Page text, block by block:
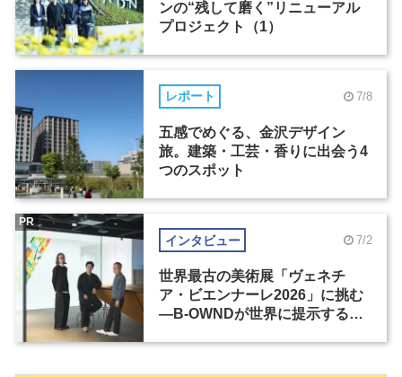
ンの“残して磨く”リニューアル
プロジェクト（1）
レポート 7/8
五感でめぐる、金沢デザイン
旅。建築・工芸・香りに出会う4
つのスポット
インタビュー 7/2
世界最古の美術展「ヴェネチ
ア・ビエンナーレ2026」に挑む
―B-OWNDが世界に提示する美
PR